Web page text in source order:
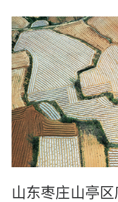
山东枣庄山亭